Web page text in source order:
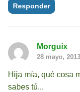
Responder
Morguix
28 mayo,
Hija mía, qué cosa
sabes tú...